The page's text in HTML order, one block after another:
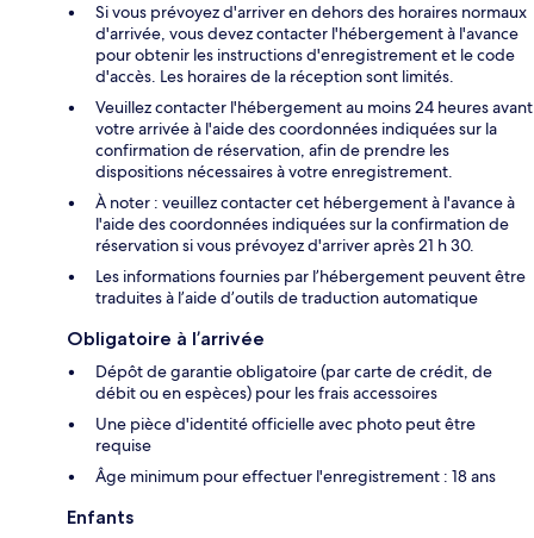
Si vous prévoyez d'arriver en dehors des horaires normaux
d'arrivée, vous devez contacter l'hébergement à l'avance
pour obtenir les instructions d'enregistrement et le code
d'accès. Les horaires de la réception sont limités.
Veuillez contacter l'hébergement au moins 24 heures avant
votre arrivée à l'aide des coordonnées indiquées sur la
confirmation de réservation, afin de prendre les
dispositions nécessaires à votre enregistrement.
À noter : veuillez contacter cet hébergement à l'avance à
l'aide des coordonnées indiquées sur la confirmation de
réservation si vous prévoyez d'arriver après 21 h 30.
Les informations fournies par l’hébergement peuvent être
traduites à l’aide d’outils de traduction automatique
Obligatoire à l’arrivée
Dépôt de garantie obligatoire (par carte de crédit, de
débit ou en espèces) pour les frais accessoires
Une pièce d'identité officielle avec photo peut être
requise
Âge minimum pour effectuer l'enregistrement : 18 ans
Enfants